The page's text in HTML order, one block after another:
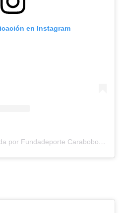
en Instagram
Una publicación compartida por Fundadeporte Carabobo (@fundadeporte)